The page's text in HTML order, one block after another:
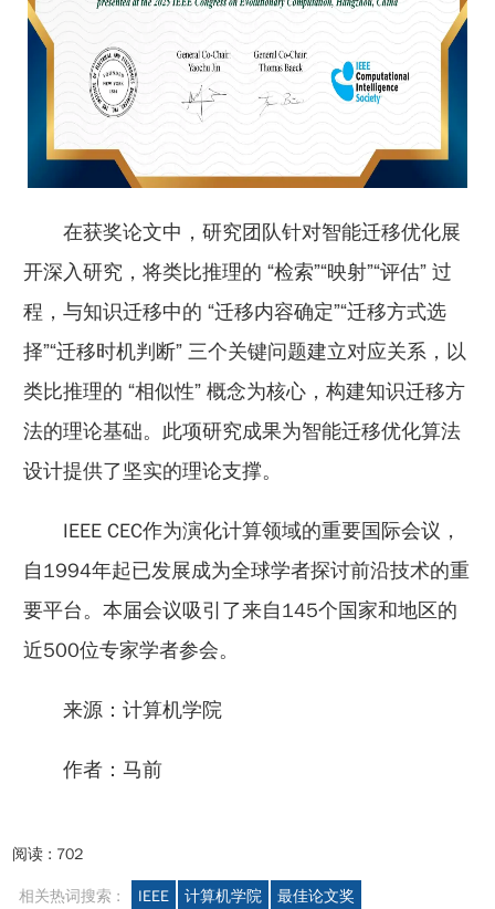
在获奖论文中，研究团队针对智能迁移优化展
开深入研究，将类比推理的 “检索”“映射”“评估” 过
程，与知识迁移中的 “迁移内容确定”“迁移方式选
择”“迁移时机判断” 三个关键问题建立对应关系，以
类比推理的 “相似性” 概念为核心，构建知识迁移方
法的理论基础。此项研究成果为智能迁移优化算法
设计提供了坚实的理论支撑。
IEEE CEC作为演化计算领域的重要国际会议，
自1994年起已发展成为全球学者探讨前沿技术的重
要平台。本届会议吸引了来自145个国家和地区的
近500位专家学者参会。
来源：计算机学院
作者：马前
阅读 : 702
相关热词搜索 : IEEE 计算机学院 最佳论文奖